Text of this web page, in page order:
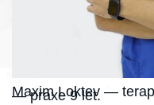
Maxim Loktev —
— praxe 9 let.